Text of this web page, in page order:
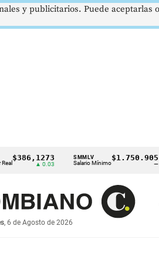
▲ 0.03
SMMLV
Salario Mínimo
$1.750.905
, 6 de Agosto de 2026
y publicitarios. Puede aceptarlas